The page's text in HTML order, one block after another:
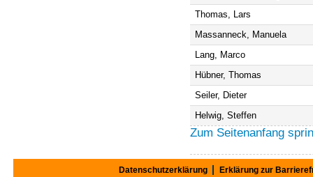
Thomas, Lars
Massanneck, Manuela
Lang, Marco
Hübner, Thomas
Seiler, Dieter
Helwig, Steffen
Zum Seitenanfang
Datenschutzerklärung Erklärung zur